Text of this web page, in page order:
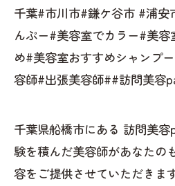
千葉#市川市#鎌ケ谷市 #浦安
んぷー#美容室でカラー#美
め#美容室おすすめシャンプ
容師#出張美容師##訪問美容
千葉県船橋市にある 訪問美
験を積んだ美容師があなたの
容をご提供させていただきま